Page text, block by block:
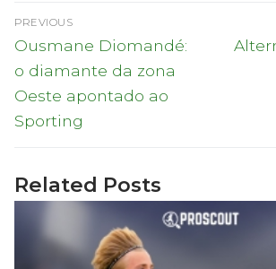
Navegação
de
artigos
PREVIOUS
Previous
post:
Ousmane Diomandé:
o diamante da zona
Oeste apontado ao
Sporting
Next
Related Posts